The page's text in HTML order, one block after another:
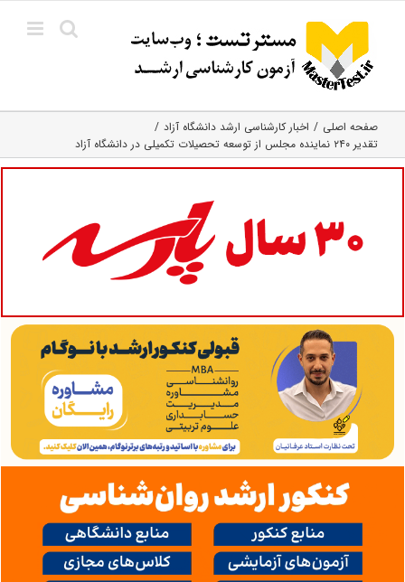
content
صفحه اصلی
اخبار کارشناسی ارشد دانشگاه آزاد
تقدیر ۲۴۰ نماینده مجلس از توسعه تحصیلات تکمیلی در دانشگاه آزاد